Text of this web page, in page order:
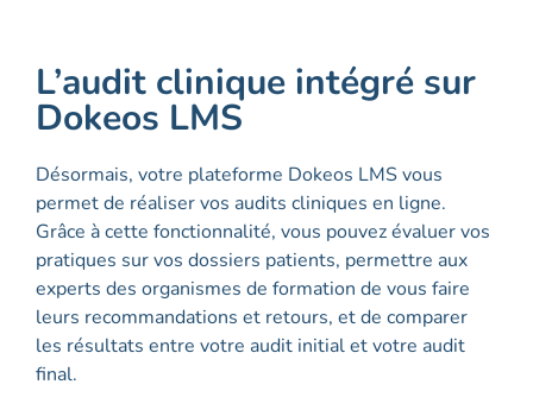
L’audit clinique intégré sur
Dokeos LMS
Désormais, votre plateforme Dokeos LMS vous
permet de réaliser vos audits cliniques en ligne.
Grâce à cette fonctionnalité, vous pouvez évaluer vos
pratiques sur vos dossiers patients, permettre aux
experts des organismes de formation de vous faire
leurs recommandations et retours, et de comparer
les résultats entre votre audit initial et votre audit
final.